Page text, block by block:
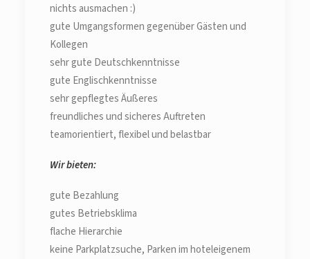
nichts ausmachen :)
gute Umgangsformen gegenüber Gästen und
Kollegen
sehr gute Deutschkenntnisse
gute Englischkenntnisse
sehr gepflegtes Äußeres
freundliches und sicheres Auftreten
teamorientiert, flexibel und belastbar
Wir bieten:
gute Bezahlung
gutes Betriebsklima
flache Hierarchie
keine Parkplatzsuche, Parken im hoteleigenem